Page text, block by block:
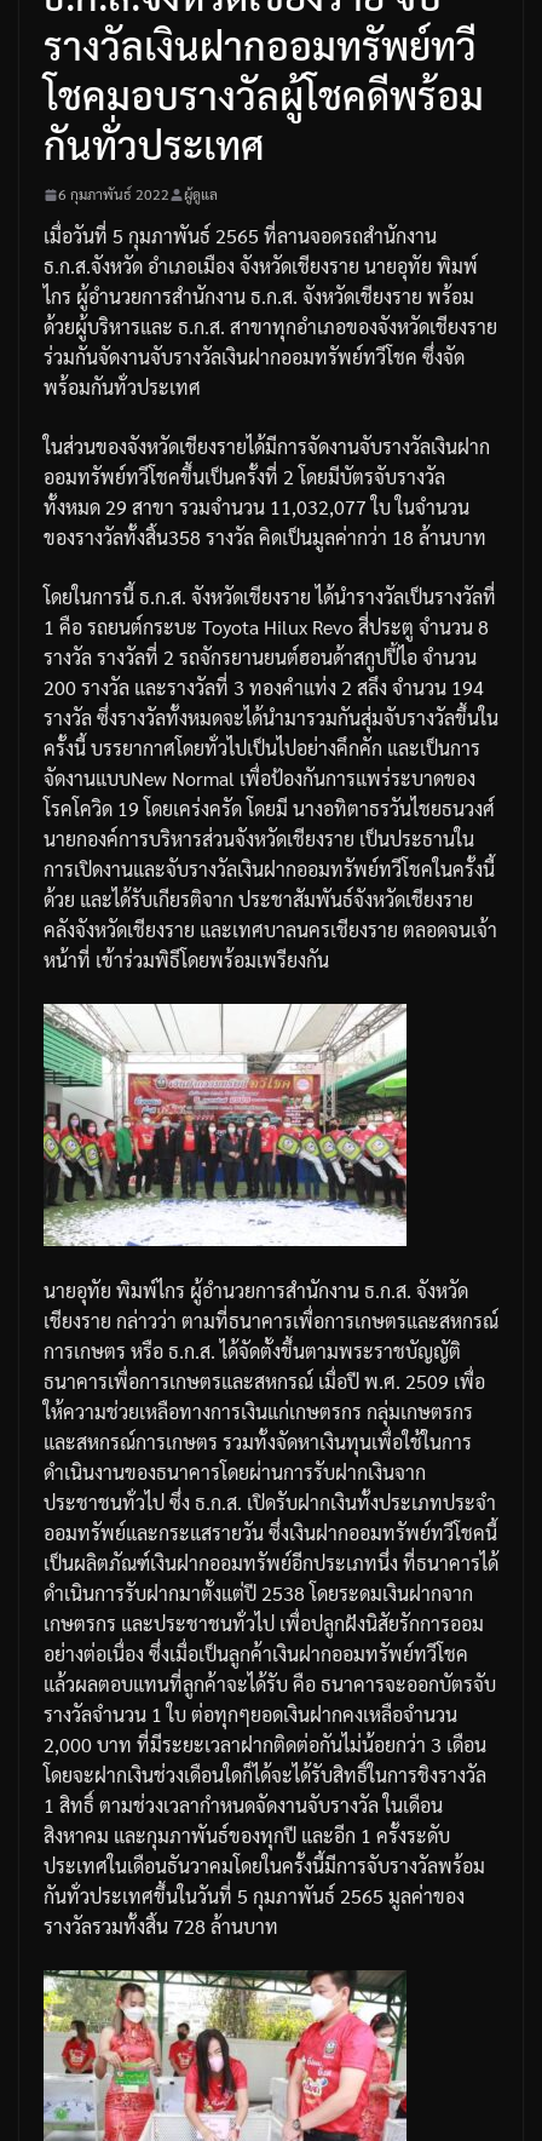
รางวัลเงินฝากออมทรัพย์ทวี
โชคมอบรางวัลผู้โชคดีพร้อม
กันทั่วประเทศ
6 กุมภาพันธ์ 2022 ผู้ดูแล
เมื่อวันที่ 5 กุมภาพันธ์ 2565 ที่ลานจอดรถสำนักงาน
ธ.ก.ส.จังหวัดอำเภอเมือง จังหวัดเชียงราย นายอุทัย พิมพ์
ไกร ผู้อำนวยการสำนักงานธ.ก.ส. จังหวัดเชียงราย พร้อม
ด้วยผู้บริหารและ ธ.ก.ส. สาขาทุกอำเภอของจังหวัดเชียงราย
ร่วมกันจัดงานจับรางวัลเงินฝากออมทรัพย์ทวีโชค ซึ่งจัด
พร้อมกันทั่วประเทศ
ในส่วนของจังหวัดเชียงรายได้มีการจัดงานจับรางวัลเงินฝาก
ออมทรัพย์ทวีโชคขึ้นเป็นครั้งที่ 2 โดยมีบัตรจับรางวัล
ทั้งหมด 29 สาขา รวมจำนวน 11,032,077ใบในจำนวน
ของรางวัลทั้งสิ้น358รางวัล คิดเป็นมูลค่ากว่า 18ล้านบาท
โดยในการนี้ธ.ก.ส. จังหวัดเชียงราย ได้นำรางวัลเป็นรางวัลที่
1 คือรถยนต์กระบะ Toyota Hilux Revoสี่ประตู จำนวน8
รางวัล รางวัลที่ 2 รถจักรยานยนต์ฮอนด้าสกูปปี้ไอจำนวน
200รางวัล และรางวัลที่ 3 ทองคำแท่ง 2 สลึง จำนวน 194
รางวัล ซึ่งรางวัลทั้งหมดจะได้นำมารวมกันสุ่มจับรางวัลขึ้นใน
ครั้งนี้บรรยากาศโดยทั่วไปเป็นไปอย่างคึกคัก และเป็นการ
จัดงานแบบNew Normal เพื่อป้องกันการแพร่ระบาดของ
โรคโควิด 19 โดยเคร่งครัดโดยมี นางอทิตาธรวันไชยธนวงศ์
นายกองค์การบริหารส่วนจังหวัดเชียงราย เป็นประธานใน
การเปิดงานและจับรางวัลเงินฝากออมทรัพย์ทวีโชคในครั้งนี้
ด้วย และได้รับเกียรติจาก ประชาสัมพันธ์จังหวัดเชียงราย
คลังจังหวัดเชียงราย และเทศบาลนครเชียงราย ตลอดจนเจ้า
หน้าที่ เข้าร่วมพิธีโดยพร้อมเพรียงกัน
นายอุทัย พิมพ์ไกร ผู้อำนวยการสำนักงานธ.ก.ส. จังหวัด
เชียงราย กล่าวว่า ตามที่ธนาคารเพื่อการเกษตรและสหกรณ์
การเกษตร หรือธ.ก.ส.ได้จัดตั้งขึ้นตามพระราชบัญญัติ
ธนาคารเพื่อการเกษตรและสหกรณ์ เมื่อปีพ.ศ. 2509 เพื่อ
ให้ความช่วยเหลือทางการเงินแก่เกษตรกร กลุ่มเกษตรกร
และสหกรณ์การเกษตร รวมทั้งจัดหาเงินทุนเพื่อใช้ในการ
ดำเนินงานของธนาคารโดยผ่านการรับฝากเงินจาก
ประชาชนทั่วไปซึ่ง ธ.ก.ส. เปิดรับฝากเงินทั้งประเภทประจำ
ออมทรัพย์และกระแสรายวันซึ่งเงินฝากออมทรัพย์ทวีโชคนี้
เป็นผลิตภัณฑ์เงินฝากออมทรัพย์อีกประเภทนึ่ง ที่ธนาคารได้
ดำเนินการรับฝากมาตั้งแต่ปี 2538โดยระดมเงินฝากจาก
เกษตรกร และประชาชนทั่วไป เพื่อปลูกฝังนิสัยรักการออม
อย่างต่อเนื่อง ซึ่งเมื่อเป็นลูกค้าเงินฝากออมทรัพย์ทวีโชค
แล้วผลตอบแทนที่ลูกค้าจะได้รับคือธนาคารจะออกบัตรจับ
รางวัลจำนวน 1ใบต่อทุกๆยอดเงินฝากคงเหลือจำนวน
2,000บาท ที่มีระยะเวลาฝากติดต่อกันไม่น้อยกว่า 3 เดือน
โดยจะฝากเงินช่วงเดือนใดก็ได้จะได้รับสิทธิ์ในการชิงรางวัล
1 สิทธิ์ ตามช่วงเวลากำหนดจัดงานจับรางวัล ในเดือน
สิงหาคม และกุมภาพันธ์ของทุกปี และอีก 1 ครั้งระดับ
ประเทศในเดือนธันวาคมโดยในครั้งนี้มีการจับรางวัลพร้อม
กันทั่วประเทศขึ้นในวันที่ 5 กุมภาพันธ์ 2565 มูลค่าของ
รางวัลรวมทั้งสิ้น728ล้านบาท